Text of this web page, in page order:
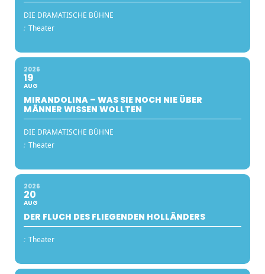
DIE DRAMATISCHE BÜHNE
: Theater
2026
19
AUG
MIRANDOLINA – WAS SIE NOCH NIE ÜBER
MÄNNER WISSEN WOLLTEN
DIE DRAMATISCHE BÜHNE
: Theater
2026
20
AUG
DER FLUCH DES FLIEGENDEN HOLLÄNDERS
: Theater